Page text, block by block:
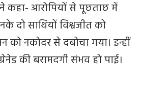
ने कहा- आरोपियों से पूछताछ में
दो साथियों विश्वजीत को
नकोदर से दबोचा गया। इन्हीं
की बरामदगी संभव हो पाई।